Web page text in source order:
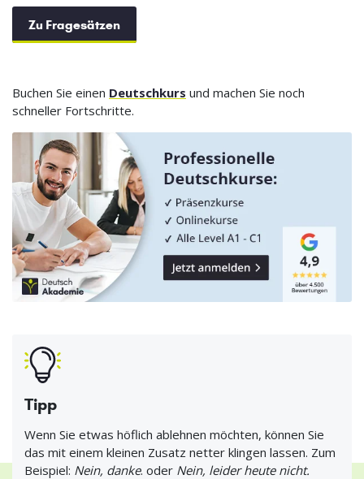
Zu Fragesätzen
Buchen Sie einen Deutschkurs und machen Sie noch
schneller Fortschritte.
Tipp
Wenn Sie etwas höflich ablehnen möchten, können Sie
das mit einem kleinen Zusatz netter klingen lassen. Zum
Beispiel: Nein, danke. oder Nein, leider heute nicht.